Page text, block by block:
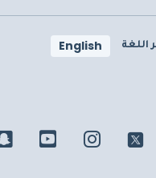
اللغة English